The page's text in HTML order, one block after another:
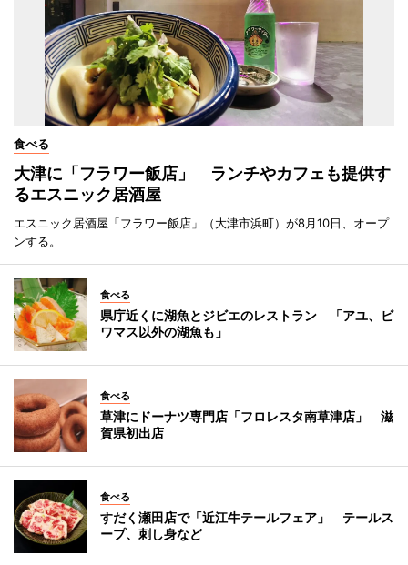
食べる
大津に「フラワー飯店」 ランチやカフェも提供す
るエスニック居酒屋
エスニック居酒屋「フラワー飯店」（大津市浜町）が8月10日、オープ
ンする。
食べる
県庁近くに湖魚とジビエのレストラン 「アユ、ビ
ワマス以外の湖魚も」
食べる
草津にドーナツ専門店「フロレスタ南草津店」 滋
賀県初出店
食べる
すだく瀬田店で「近江牛テールフェア」 テールス
ープ、刺し身など